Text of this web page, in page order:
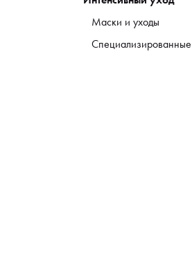
Маски и уходы